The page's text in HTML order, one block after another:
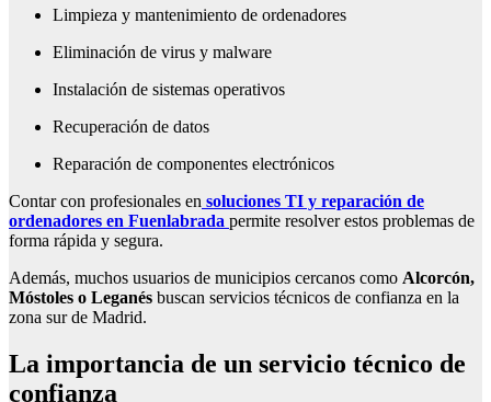
Limpieza y mantenimiento de ordenadores
Eliminación de virus y malware
Instalación de sistemas operativos
Recuperación de datos
Reparación de componentes electrónicos
Contar con profesionales en soluciones TI y reparación de
ordenadores en Fuenlabrada permite resolver estos problemas de
forma rápida y segura.
Además, muchos usuarios de municipios cercanos como Alcorcón,
Móstoles o Leganés buscan servicios técnicos de confianza en la
zona sur de Madrid.
La importancia de un servicio técnico de
confianza